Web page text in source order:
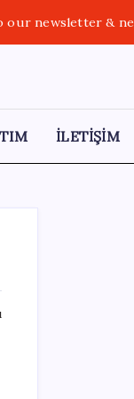
our newsletter &
İLETİŞİM